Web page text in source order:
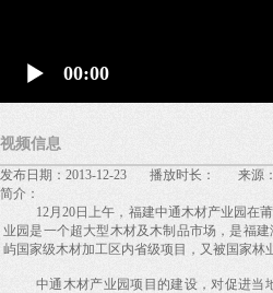
00:00
视频信息
发布日期：2013-12-23 播放时长： 来源：
简介：
12月20日上午，福建中通木材产业园在
业园是一个超大型木材及木制品市场，是福
屿国家级木材加工区内省级项目，又被国家
中通木材产业园项目的建设，对促进当